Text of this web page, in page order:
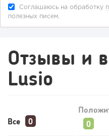
Соглашаюсь на обработку
полезных писем.
Отзывы и
Lusio
Все